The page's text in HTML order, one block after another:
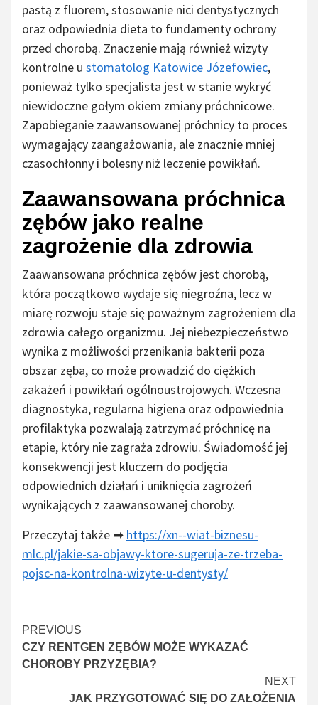
pastą z fluorem, stosowanie nici dentystycznych
oraz odpowiednia dieta to fundamenty ochrony
przed chorobą. Znaczenie mają również wizyty
kontrolne u stomatolog Katowice Józefowiec,
ponieważ tylko specjalista jest w stanie wykryć
niewidoczne gołym okiem zmiany próchnicowe.
Zapobieganie zaawansowanej próchnicy to proces
wymagający zaangażowania, ale znacznie mniej
czasochłonny i bolesny niż leczenie powikłań.
Zaawansowana próchnica
zębów jako realne
zagrożenie dla zdrowia
Zaawansowana próchnica zębów jest chorobą,
która początkowo wydaje się niegroźna, lecz w
miarę rozwoju staje się poważnym zagrożeniem dla
zdrowia całego organizmu. Jej niebezpieczeństwo
wynika z możliwości przenikania bakterii poza
obszar zęba, co może prowadzić do ciężkich
zakażeń i powikłań ogólnoustrojowych. Wczesna
diagnostyka, regularna higiena oraz odpowiednia
profilaktyka pozwalają zatrzymać próchnicę na
etapie, który nie zagraża zdrowiu. Świadomość jej
konsekwencji jest kluczem do podjęcia
odpowiednich działań i uniknięcia zagrożeń
wynikających z zaawansowanej choroby.
Przeczytaj także ➡ https://xn--wiat-biznesu-
mlc.pl/jakie-sa-objawy-ktore-sugeruja-ze-trzeba-
pojsc-na-kontrolna-wizyte-u-dentysty/
Continue
Reading
PREVIOUS
CZY RENTGEN ZĘBÓW MOŻE WYKAZAĆ
CHOROBY PRZYZĘBIA?
NEXT
JAK PRZYGOTOWAĆ SIĘ DO ZAŁOŻENIA